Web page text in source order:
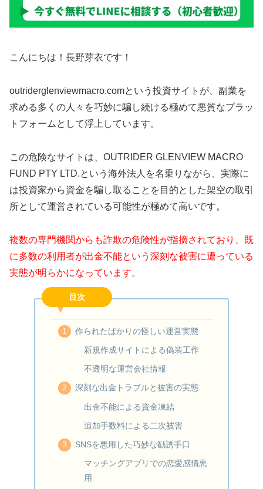
こんにちは！長野芽衣です！
outriderglenviewmacro.comという投資サイトが、副業を
求める多くの人々を巧妙に騙し続ける極めて悪質なプラッ
トフォームとして浮上しています。
この危険なサイトは、OUTRIDER GLENVIEW MACRO
FUND PTY LTD.という海外法人を名乗りながら、実際に
は投資家から資金を騙し取ることを目的とした架空の取引
所として運営されている可能性が極めて高いです。
複数の専門機関からも詐欺の危険性が指摘されており、既
に多数の利用者が出金不能という深刻な被害に遭っている
実態が明らかになっています。
目次
作られたばかりの怪しい運営実態
新規作成サイトによる偽装工作
不透明な運営会社情報
深刻な出金トラブルと被害の実態
出金不能による資金凍結
追加手数料による二次被害
SNSを悪用した巧妙な勧誘手口
マッチングアプリでの恋愛感情悪
用